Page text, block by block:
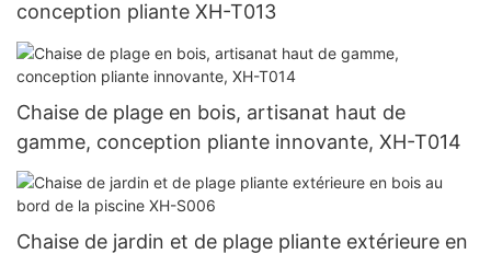
conception pliante XH-T013
Chaise de plage en bois, artisanat haut de
gamme, conception pliante innovante, XH-T014
Chaise de jardin et de plage pliante extérieure en